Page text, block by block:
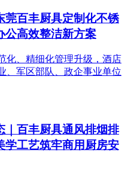
莞百丰厨具定制化不锈
公高效整洁新方案
化、精细化管理升级，酒店
、军区部队、政企事业单位
｜百丰厨具通风排烟排
学工艺筑牢商用厨房安